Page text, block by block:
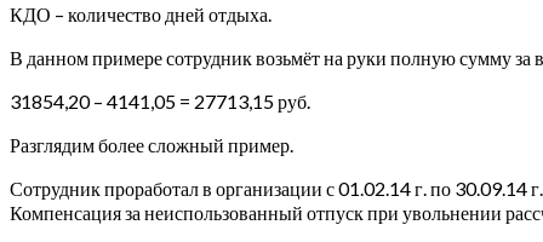
КДО – количество дней отдыха.
В данном примере сотрудник возьмёт на руки полную сумму
31854,20 – 4141,05 = 27713,15 руб.
Разглядим более сложный пример.
Сотрудник проработал в организации с 01.02.14 г. по 30.09.14
Компенсация за неиспользованный отпуск при увольнении